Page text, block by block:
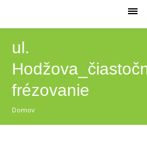
ul.
frézovanie
Domov